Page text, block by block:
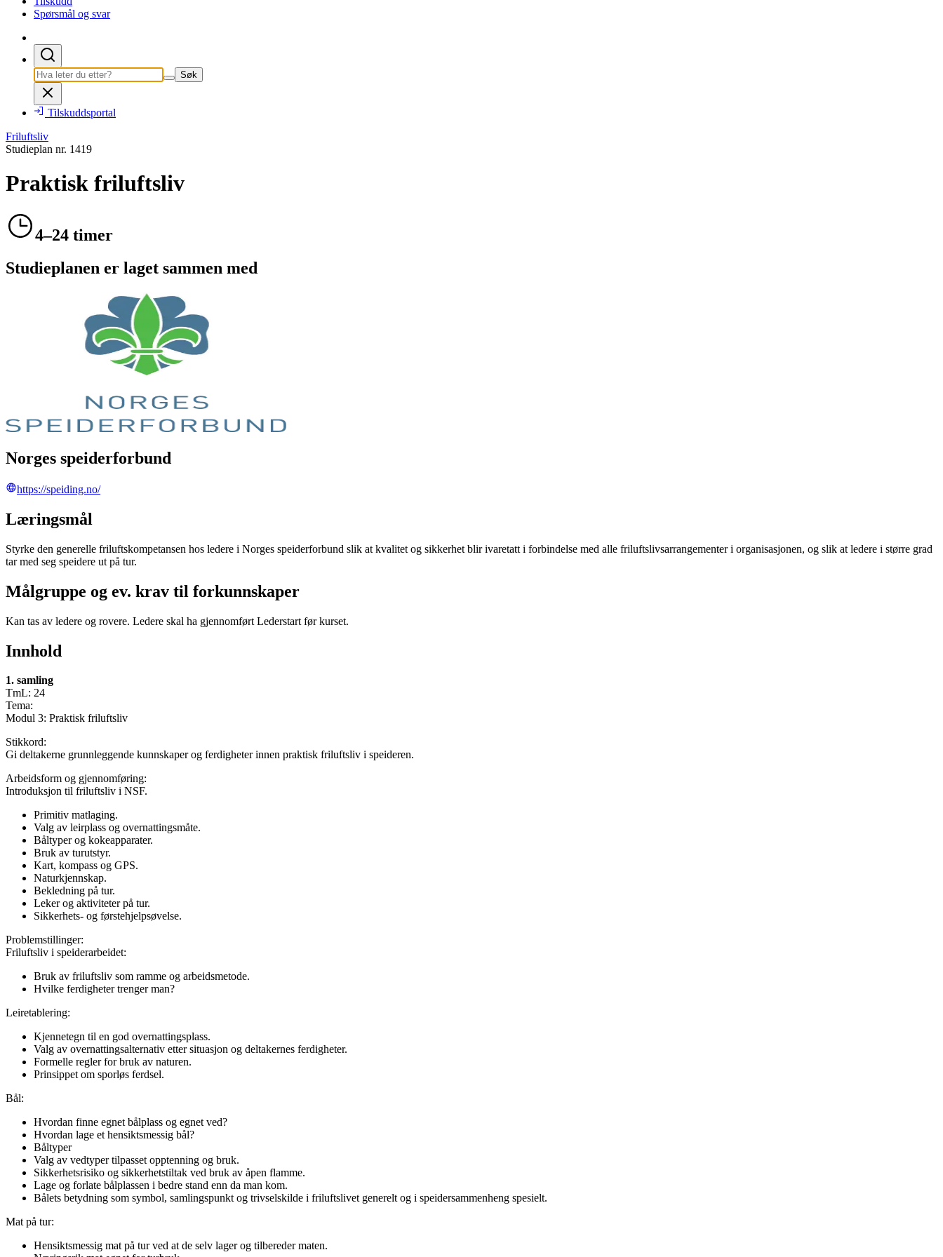
Spørsmål og svar
Søk
Tilskuddsportal
Friluftsliv
Studieplan nr. 1419
Praktisk friluftsliv
4–24 timer
Studieplanen er laget sammen med
Norges speiderforbund
https://speiding.no/
Læringsmål
Styrke den generelle friluftskompetansen hos ledere i Norges speiderforbund slik at kvalitet og sikkerhet blir ivaretatt i forbindelse med alle friluftslivsarrangementer i organisasjonen, og slik at ledere i større grad
tar med seg speidere ut på tur.
Målgruppe og ev. krav til forkunnskaper
Kan tas av ledere og rovere. Ledere skal ha gjennomført Lederstart før kurset.
Innhold
1. samling
TmL: 24
Tema:
Modul 3: Praktisk friluftsliv
Stikkord:
Gi deltakerne grunnleggende kunnskaper og ferdigheter innen praktisk friluftsliv i speideren.
Arbeidsform og gjennomføring:
Introduksjon til friluftsliv i NSF.
Primitiv matlaging.
Valg av leirplass og overnattingsmåte.
Båltyper og kokeapparater.
Bruk av turutstyr.
Kart, kompass og GPS.
Naturkjennskap.
Bekledning på tur.
Leker og aktiviteter på tur.
Sikkerhets- og førstehjelpsøvelse.
Problemstillinger:
Friluftsliv i speiderarbeidet:
Bruk av friluftsliv som ramme og arbeidsmetode.
Hvilke ferdigheter trenger man?
Leiretablering:
Kjennetegn til en god overnattingsplass.
Valg av overnattingsalternativ etter situasjon og deltakernes ferdigheter.
Formelle regler for bruk av naturen.
Prinsippet om sporløs ferdsel.
Bål:
Hvordan finne egnet bålplass og egnet ved?
Hvordan lage et hensiktsmessig bål?
Båltyper
Valg av vedtyper tilpasset opptenning og bruk.
Sikkerhetsrisiko og sikkerhetstiltak ved bruk av åpen flamme.
Lage og forlate bålplassen i bedre stand enn da man kom.
Bålets betydning som symbol, samlingspunkt og trivselskilde i friluftslivet generelt og i speidersammenheng spesielt.
Mat på tur:
Hensiktsmessig mat på tur ved at de selv lager og tilbereder maten.